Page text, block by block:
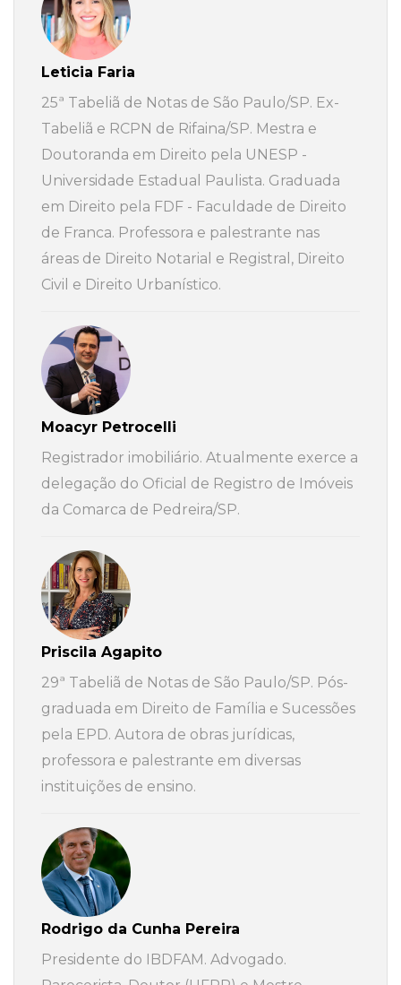
Leticia Faria
25ª Tabeliã de Notas de São Paulo/SP. Ex-
Tabeliã e RCPN de Rifaina/SP. Mestra e
Doutoranda em Direito pela UNESP -
Universidade Estadual Paulista. Graduada
em Direito pela FDF - Faculdade de Direito
de Franca. Professora e palestrante nas
áreas de Direito Notarial e Registral, Direito
Civil e Direito Urbanístico.
Moacyr Petrocelli
Registrador imobiliário. Atualmente exerce a
delegação do Oficial de Registro de Imóveis
da Comarca de Pedreira/SP.
Priscila Agapito
29ª Tabeliã de Notas de São Paulo/SP. Pós-
graduada em Direito de Família e Sucessões
pela EPD. Autora de obras jurídicas,
professora e palestrante em diversas
instituições de ensino.
Rodrigo da Cunha Pereira
Presidente do IBDFAM. Advogado.